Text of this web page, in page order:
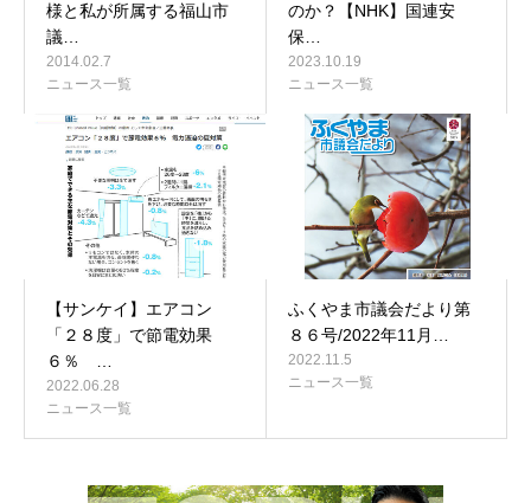
様と私が所属する福山市
議…
2014.02.7
ニュース一覧
のか？【NHK】国連安
保…
2023.10.19
ニュース一覧
【サンケイ】エアコン
「２８度」で節電効果
６％ …
2022.06.28
ニュース一覧
ふくやま市議会だより第
８６号/2022年11月…
2022.11.5
ニュース一覧